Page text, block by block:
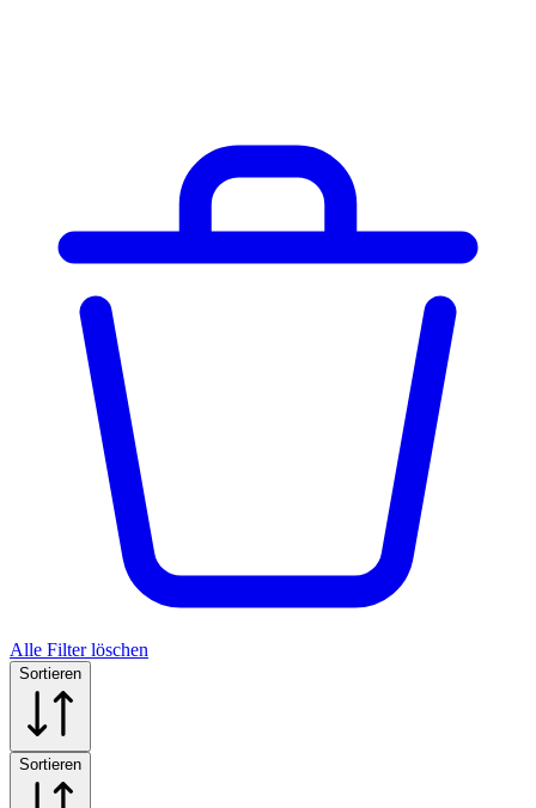
Alle Filter löschen
Sortieren
Sortieren